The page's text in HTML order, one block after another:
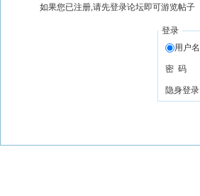
如果您已注册,请先登录论坛即可游览帖子
登录
用户名
密 码
隐身登录